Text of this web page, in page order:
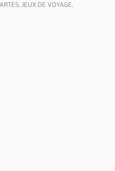
, JEUX DE VOYAGE,